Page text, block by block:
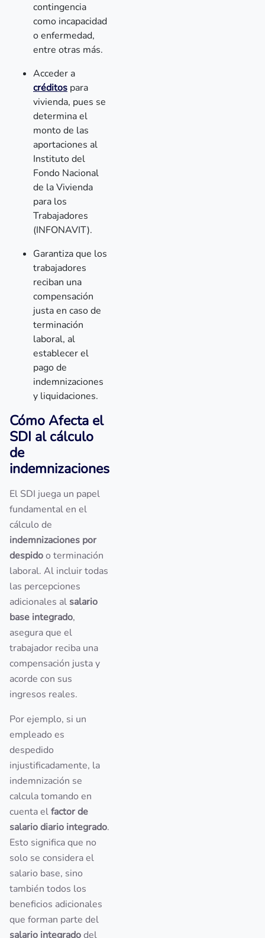
contingencia
como incapacidad
o enfermedad,
entre otras más.
Acceder a
créditos para
vivienda, pues se
determina el
monto de las
aportaciones al
Instituto del
Fondo Nacional
de la Vivienda
para los
Trabajadores
(INFONAVIT).
Garantiza que los
trabajadores
reciban una
compensación
justa en caso de
terminación
laboral, al
establecer el
pago de
indemnizaciones
y liquidaciones.
Cómo Afecta el
SDI al cálculo
de
indemnizaciones
El SDI juega un papel
fundamental en el
cálculo de
indemnizaciones por
despidoo terminación
laboral. Al incluir todas
las percepciones
adicionales alsalario
base integrado,
asegura que el
trabajador reciba una
compensación justa y
acorde con sus
ingresos reales.
Por ejemplo, si un
empleado es
despedido
injustificadamente, la
indemnización se
calcula tomando en
cuenta elfactor de
salario diario integrado.
Esto significa que no
solo se considera el
salario base, sino
también todos los
beneficios adicionales
que forman parte del
salario integradodel